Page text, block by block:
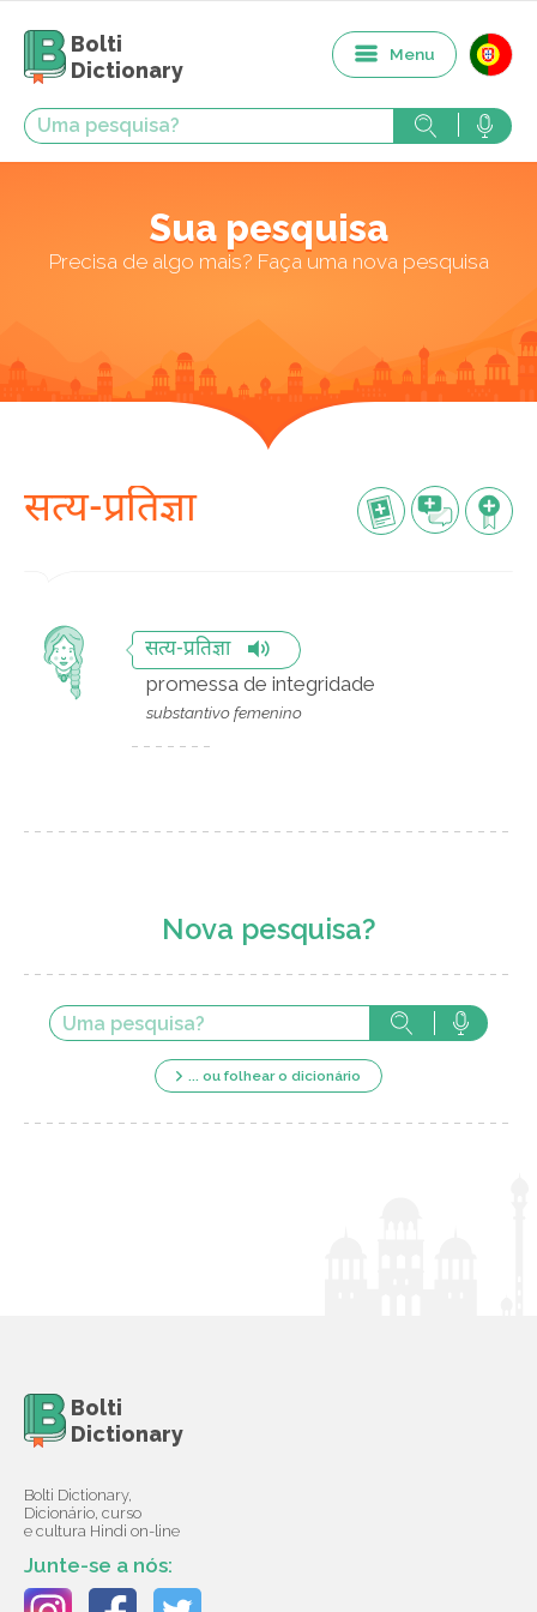
Bolti
Dictionary
Menu
Sua pesquisa
Precisa de algo mais? Faça uma nova pesquisa
सत्य-प्रतिज्ञा
सत्य-प्रतिज्ञा
promessa de integridade
substantivo femenino
Nova pesquisa?
... ou folhear o dicionário
Bolti
Dictionary
Bolti Dictionary,
Dicionário, curso
e cultura Hindi on-line
Junte-se a nós: